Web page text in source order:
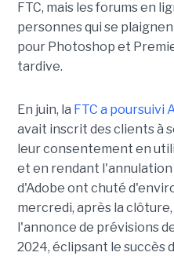
FTC, mais les forums en
personnes qui se
pour Photoshop et
tardive.
En juin, la FTC a poursuivi
avait inscrit des clients à
leur consentement en
et en rendant
d'Adobe ont chuté
mercredi, après la
l'annonce de prévisions
2024, éclipsant le succès